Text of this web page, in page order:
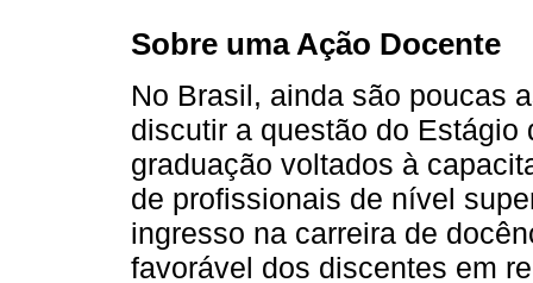
Sobre uma Ação Docente
No Brasil, ainda são poucas
discutir a questão do
graduação voltados à
de profissionais de nível
ingresso na carreira de
favorável dos discentes em